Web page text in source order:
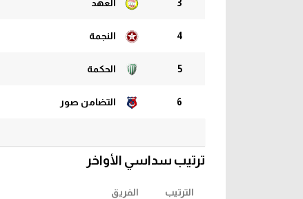
3 العهد
4 النجمة
5 الحكمة
6 التضامن صور
ترتيب سداسي الأواخر
الترتيب الفريق